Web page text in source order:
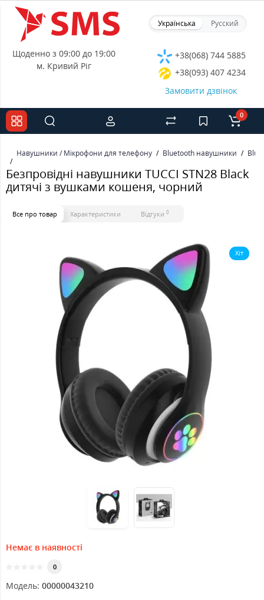
Українська Русский
Щоденно з 09:00 до 19:00
м. Кривий Ріг
+38(068) 744 5885
+38(093) 407 4234
Замовити дзвінок
0
Навушники / Мікрофони для телефону Bluetooth навушники
Безпровідні навушники TUCCI STN28 Black
дитячі з вушками кошеня, чорний
Все про товар Характеристики Відгуки 0
Хіт
Немає в наявності
0
Модель: 00000043210